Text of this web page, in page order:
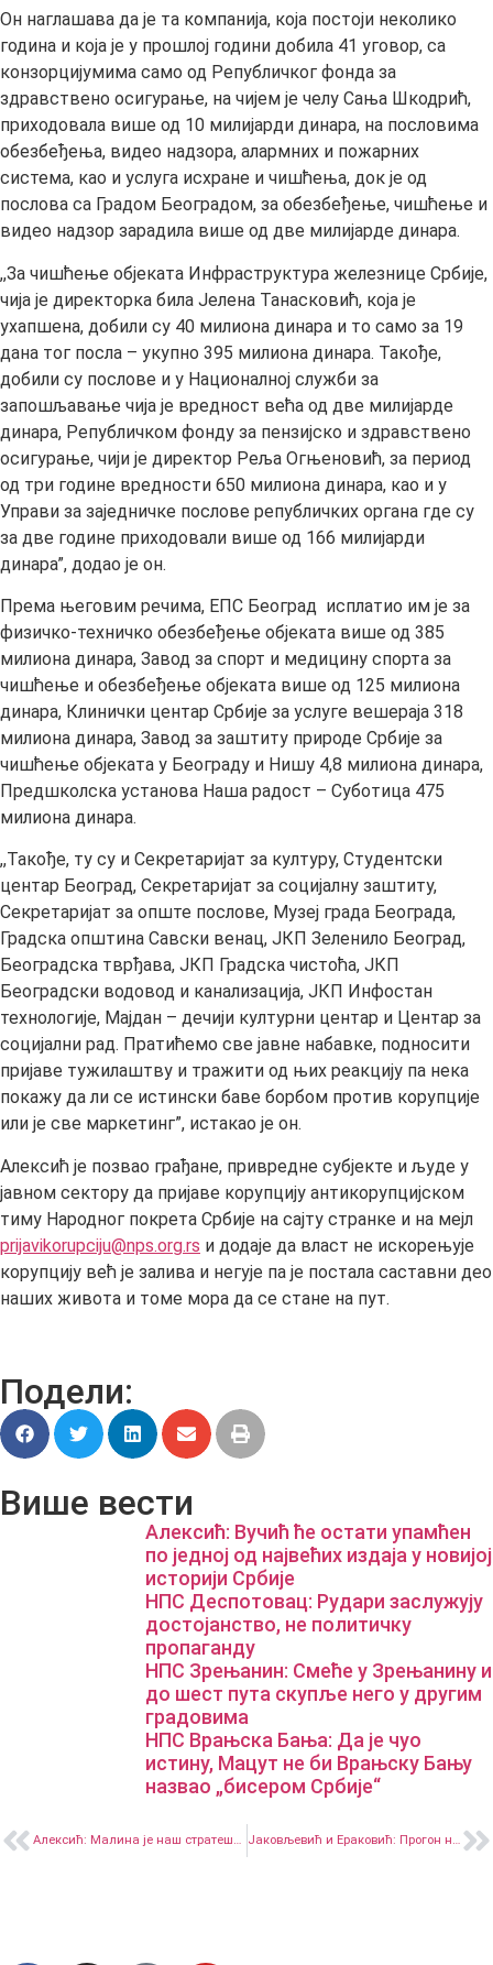
Он наглашава да је та компанија, која постоји неколико
година и која је у прошлој години добила 41 уговор, са
конзорцијумима само од Републичког фонда за
здравствено осигурање, на чијем је челу Сања Шкодрић,
приходовала више од 10 милијарди динара, на пословима
обезбеђења, видео надзора, алармних и пожарних
система, као и услуга исхране и чишћења, док је од
послова са Градом Београдом, за обезбеђење, чишћење и
видео надзор зарадила више од две милијарде динара.
,,За чишћење објеката Инфраструктура железнице Србије,
чија је директорка била Јелена Танасковић, која је
ухапшена, добили су 40 милиона динара и то само за 19
дана тог посла – укупно 395 милиона динара. Такође,
добили су послове и у Националној служби за
запошљавање чија је вредност већа од две милијарде
динара, Републичком фонду за пензијско и здравствено
осигурање, чији је директор Реља Огњеновић, за период
од три године вредности 650 милиона динара, као и у
Управи за заједничке послове републичких органа где су
за две године приходовали више од 166 милијарди
динара”, додао је он.
Према његовим речима, ЕПС Београд исплатио им је за
физичко-техничко обезбеђење објеката више од 385
милиона динара, Завод за спорт и медицину спорта за
чишћење и обезбеђење објеката више од 125 милиона
динара, Клинички центар Србије за услуге вешераја 318
милиона динара, Завод за заштиту природе Србије за
чишћење објеката у Београду и Нишу 4,8 милиона динара,
Предшколска установа Наша радост – Суботица 475
милиона динара.
,,Такође, ту су и Секретаријат за културу, Студентски
центар Београд, Секретаријат за социјалну заштиту,
Секретаријат за опште послове, Музеј града Београда,
Градска општина Савски венац, ЈКП Зеленило Београд,
Београдска тврђава, ЈКП Градска чистоћа, ЈКП
Београдски водовод и канализација, ЈКП Инфостан
технологије, Мајдан – дечији културни центар и Центар за
социјални рад. Пратићемо све јавне набавке, подносити
пријаве тужилаштву и тражити од њих реакцију па нека
покажу да ли се истински баве борбом против корупције
или је све маркетинг”, истакао је он.
Алексић је позвао грађане, привредне субјекте и људе у
јавном сектору да пријаве корупцију антикорупцијском
тиму Народног покрета Србије на сајту странке и на мејл
prijavikorupciju@nps.org.rs и додаје да власт не искорењује
корупцију већ је залива и негује па је постала саставни део
наших живота и томе мора да се стане на пут.
Подели:
Више вести
Алексић: Вучић ће остати упамћен
по једној од највећих издаја у новијој
историји Србије
НПС Деспотовац: Рудари заслужују
достојанство, не политичку
пропаганду
НПС Зрењанин: Смеће у Зрењанину и
до шест пута скупље него у другим
градовима
НПС Врањска Бања: Да је чуо
истину, Мацут не би Врањску Бању
назвао „бисером Србије“
Алексић: Малина је наш стратешки производ, а не свињске главе и папци Јаковљевић и Ераковић: Прогон невладиног сектора од стране власти – или како је „обојена револуција“ коначно добила пинк боју